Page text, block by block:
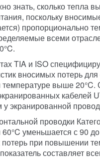
знать, сколько тепла
поскольку
пропорционально
всеми
TIA и ISO
вносимых потерь
выше 20°C.
кабелей
у экранированной
проводки
уменьшается с 90
при повышении
составляет